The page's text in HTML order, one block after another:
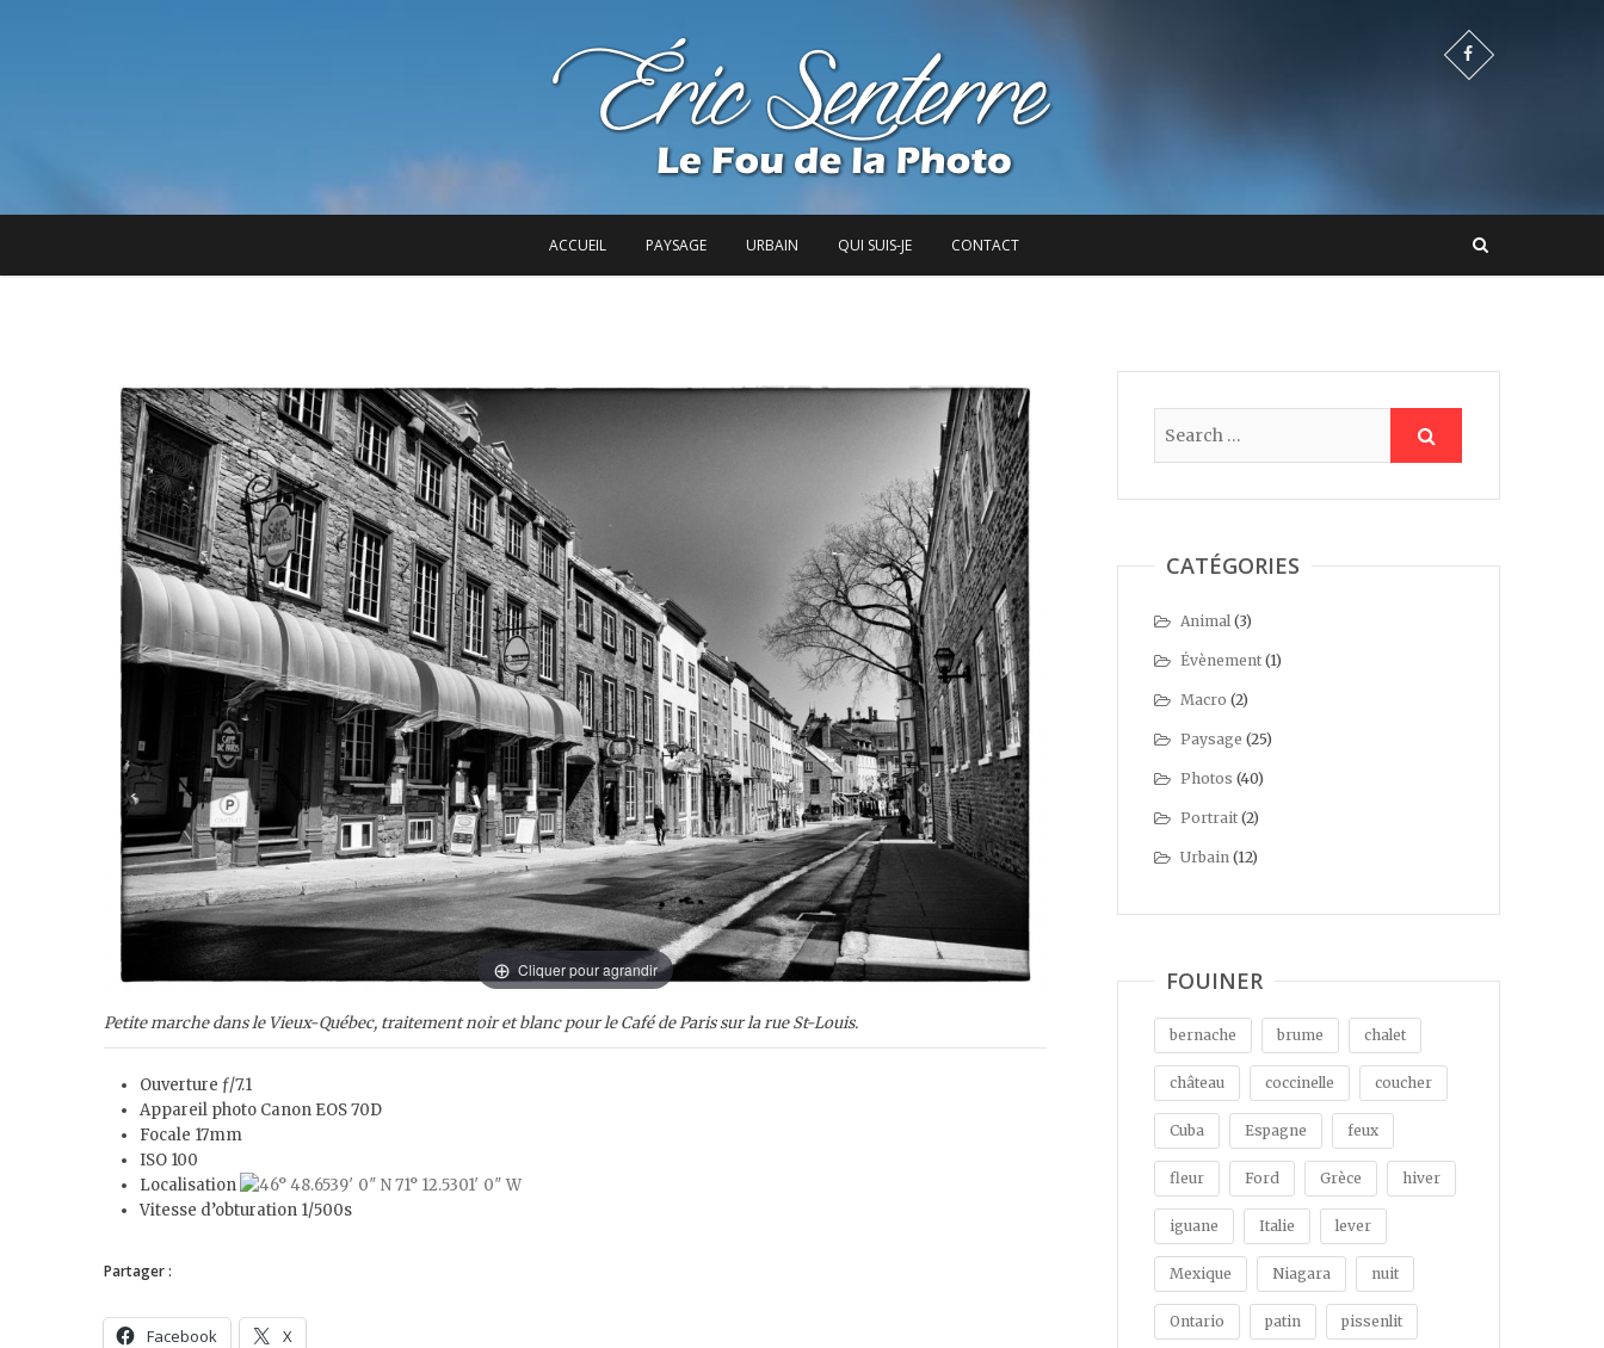
ACCUEIL PAYSAGE URBAIN QUI SUIS-JE CONTACT
Cliquer pour agrandir
Petite marche dans le Vieux-Québec, traitement noir et blanc pour le Café de Paris sur la rue St-Louis.
Ouverture ƒ/7.1
Appareil photo Canon EOS 70D
Focale 17mm
ISO 100
Localisation
Vitesse d’obturation 1/500s
Partager :
Facebook X
CATÉGORIES
Animal (3)
Évènement (1)
Macro (2)
Paysage (25)
Photos (40)
Portrait (2)
Urbain (12)
FOUINER
bernache brume chalet
château coccinelle coucher
Cuba Espagne feux
fleur Ford Grèce hiver
iguane Italie lever
Mexique Niagara nuit
Ontario patin pissenlit